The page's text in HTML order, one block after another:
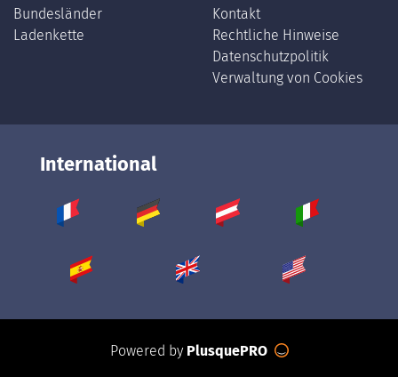
Bundesländer
Ladenkette
Kontakt
Rechtliche Hinweise
Datenschutzpolitik
Verwaltung von Cookies
International
Powered by PlusquePRO